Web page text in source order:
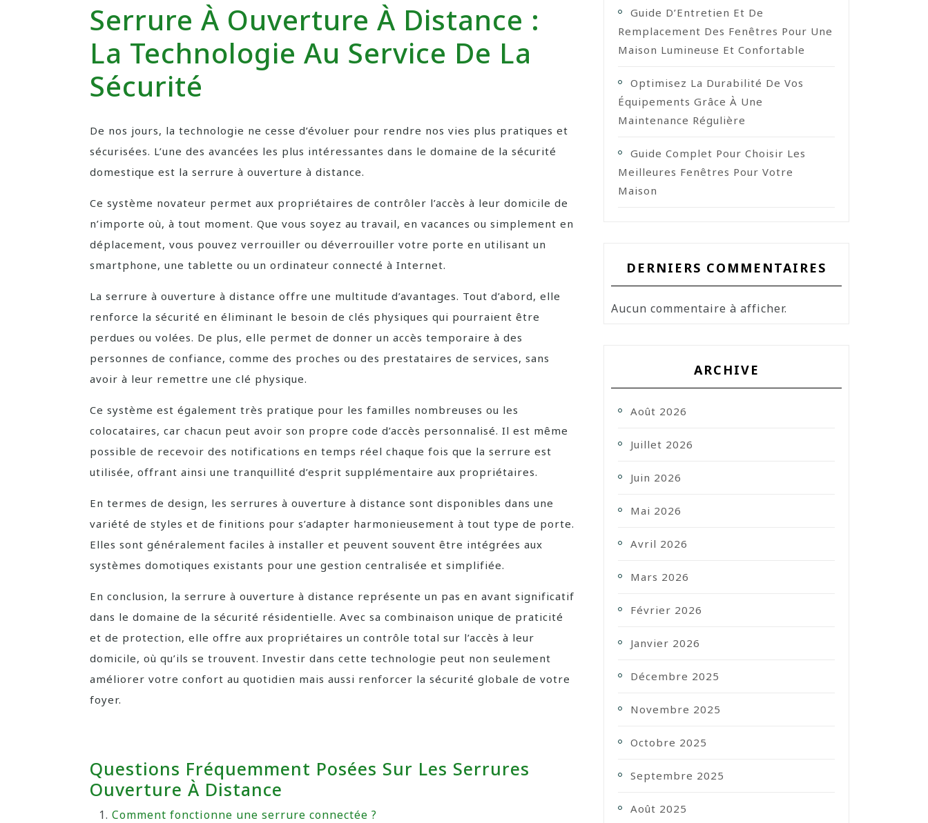
Serrure À Ouverture À Distance :
La Technologie Au Service De La
Sécurité
De nos jours, la technologie ne cesse d’évoluer pour rendre nos vies plus pratiques et
sécurisées. L’une des avancées les plus intéressantes dans le domaine de la sécurité
domestique est la serrure à ouverture à distance.
Ce système novateur permet aux propriétaires de contrôler l’accès à leur domicile de
n’importe où, à tout moment. Que vous soyez au travail, en vacances ou simplement en
déplacement, vous pouvez verrouiller ou déverrouiller votre porte en utilisant un
smartphone, une tablette ou un ordinateur connecté à Internet.
La serrure à ouverture à distance offre une multitude d’avantages. Tout d’abord, elle
renforce la sécurité en éliminant le besoin de clés physiques qui pourraient être
perdues ou volées. De plus, elle permet de donner un accès temporaire à des
personnes de confiance, comme des proches ou des prestataires de services, sans
avoir à leur remettre une clé physique.
Ce système est également très pratique pour les familles nombreuses ou les
colocataires, car chacun peut avoir son propre code d’accès personnalisé. Il est même
possible de recevoir des notifications en temps réel chaque fois que la serrure est
utilisée, offrant ainsi une tranquillité d’esprit supplémentaire aux propriétaires.
En termes de design, les serrures à ouverture à distance sont disponibles dans une
variété de styles et de finitions pour s’adapter harmonieusement à tout type de porte.
Elles sont généralement faciles à installer et peuvent souvent être intégrées aux
systèmes domotiques existants pour une gestion centralisée et simplifiée.
En conclusion, la serrure à ouverture à distance représente un pas en avant significatif
dans le domaine de la sécurité résidentielle. Avec sa combinaison unique de praticité
et de protection, elle offre aux propriétaires un contrôle total sur l’accès à leur
domicile, où qu’ils se trouvent. Investir dans cette technologie peut non seulement
améliorer votre confort au quotidien mais aussi renforcer la sécurité globale de votre
foyer.
Questions Fréquemment Posées Sur Les Serrures
Ouverture À Distance
Comment fonctionne une serrure connectée ?
Guide D’Entretien Et De
Remplacement Des Fenêtres Pour Une
Maison Lumineuse Et Confortable
Optimisez La Durabilité De Vos
Équipements Grâce À Une
Maintenance Régulière
Guide Complet Pour Choisir Les
Meilleures Fenêtres Pour Votre
Maison
DERNIERS COMMENTAIRES
Aucun commentaire à afficher.
ARCHIVE
Août 2026
Juillet 2026
Juin 2026
Mai 2026
Avril 2026
Mars 2026
Février 2026
Janvier 2026
Décembre 2025
Novembre 2025
Octobre 2025
Septembre 2025
Août 2025